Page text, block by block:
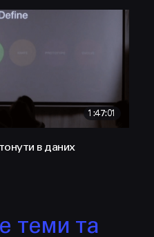
1:47:01
в даних
теми та